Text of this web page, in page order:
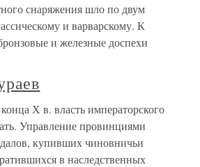
снаряжения шло по двум
и варварскому. К
и железные доспехи
Х в. власть императорского
Управление провинциями
купивших чиновничьи
в наследственных